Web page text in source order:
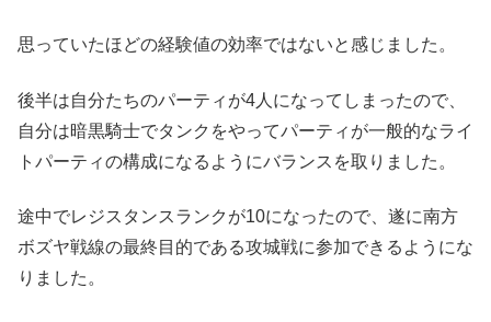
思っていたほどの経験値の効率ではないと感じました。
後半は自分たちのパーティが4人になってしまったので、
自分は暗黒騎士でタンクをやってパーティが一般的なライ
トパーティの構成になるようにバランスを取りました。
途中でレジスタンスランクが10になったので、遂に南方
ボズヤ戦線の最終目的である攻城戦に参加できるようにな
りました。